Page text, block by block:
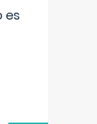
es